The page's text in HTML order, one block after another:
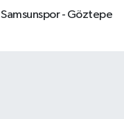
Samsunspor - Göztepe